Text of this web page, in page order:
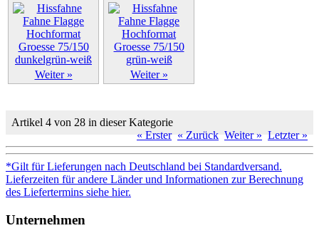
Weiter » Weiter »
Artikel 4 von 28 in dieser Kategorie
« Erster « Zurück Weiter » Letzter »
*Gilt für Lieferungen nach Deutschland bei Standardversand.
Lieferzeiten für andere Länder und Informationen zur Berechnung
des Liefertermins siehe hier.
Unternehmen